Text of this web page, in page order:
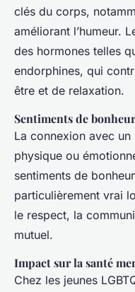
clés du corps,
améliorant l’humeur.
des hormones telles
endorphines, qui
être et de relaxation.
Sentiments de
La connexion avec un
physique ou
sentiments de
particulièrement vrai
le respect, la
mutuel.
Impact sur la santé
Chez les jeunes